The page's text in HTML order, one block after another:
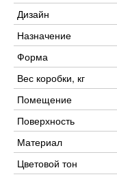
Дизайн
Назначение
Форма
Вес коробки, кг
Помещение
Поверхность
Материал
Цветовой тон